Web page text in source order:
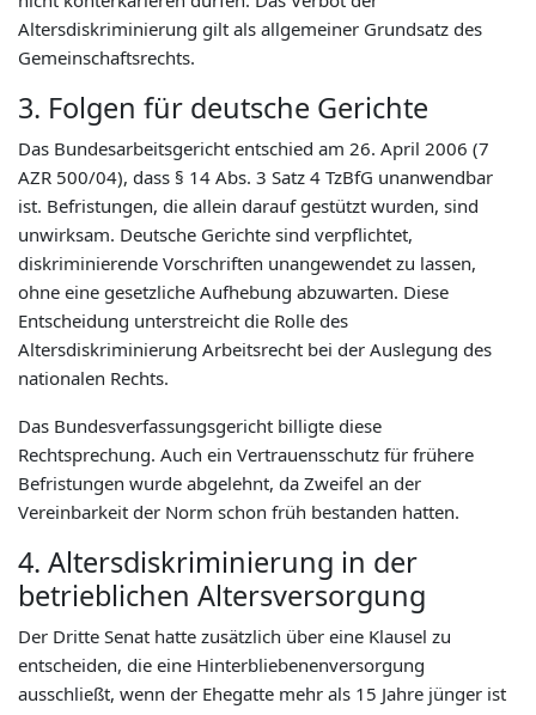
Altersdiskriminierung gilt als allgemeiner Grundsatz des
Gemeinschaftsrechts.
3. Folgen für deutsche Gerichte
Das Bundesarbeitsgericht entschied am 26. April 2006 (7
AZR 500/04), dass § 14 Abs. 3 Satz 4 TzBfG unanwendbar
ist. Befristungen, die allein darauf gestützt wurden, sind
unwirksam. Deutsche Gerichte sind verpflichtet,
diskriminierende Vorschriften unangewendet zu lassen,
ohne eine gesetzliche Aufhebung abzuwarten. Diese
Entscheidung unterstreicht die Rolle des
Altersdiskriminierung Arbeitsrecht bei der Auslegung des
nationalen Rechts.
Das Bundesverfassungsgericht billigte diese
Rechtsprechung. Auch ein Vertrauensschutz für frühere
Befristungen wurde abgelehnt, da Zweifel an der
Vereinbarkeit der Norm schon früh bestanden hatten.
4. Altersdiskriminierung in der
betrieblichen Altersversorgung
Der Dritte Senat hatte zusätzlich über eine Klausel zu
entscheiden, die eine Hinterbliebenenversorgung
ausschließt, wenn der Ehegatte mehr als 15 Jahre jünger ist